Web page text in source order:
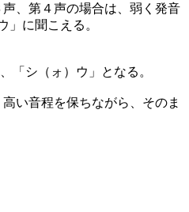
声、第４声の場合は、弱く発音
」に聞こえる。
「シ（ォ）ウ」となる。
高い音程を保ちながら、そのま